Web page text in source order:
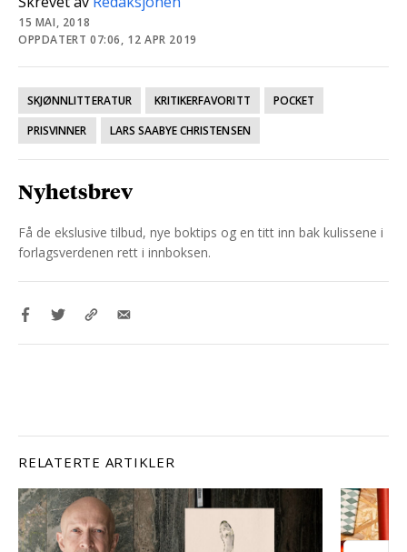
15 MAI, 2018
OPPDATERT 07:06, 12 APR 2019
SKJØNNLITTERATUR KRITIKERFAVORITT
POCKET
PRISVINNER
LARS SAABYE CHRISTENSEN
Nyhetsbrev
Få de ekslusive tilbud, nye boktips og en titt inn bak kulissene i
forlagsverdenen rett i innboksen.
RELATERTE ARTIKLER